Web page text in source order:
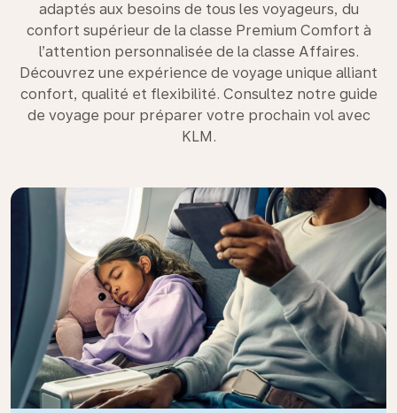
adaptés aux besoins de tous les voyageurs, du
confort supérieur de la classe Premium Comfort à
l’attention personnalisée de la classe Affaires.
Découvrez une expérience de voyage unique alliant
confort, qualité et flexibilité. Consultez notre guide
de voyage pour préparer votre prochain vol avec
KLM.